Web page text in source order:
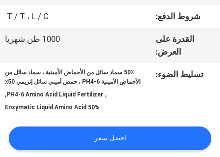
مراقبة
الجودة
اتصل
اطلب
شروط الدفع: T / T ، L / C.
القدرة على
العرض:
1000 طن شهريا
تسليط الضوء:
50٪ سماد سائل من الأحماض الأمينية ، سماد سائل من
الأحماض الأمينية PH4-6 ، حمض أميني سائل إنزيمي 50٪
,
PH4-6 Amino Acid Liquid Fertilizer
,
Enzymatic Liquid Amino Acid 50%
افضل سعر